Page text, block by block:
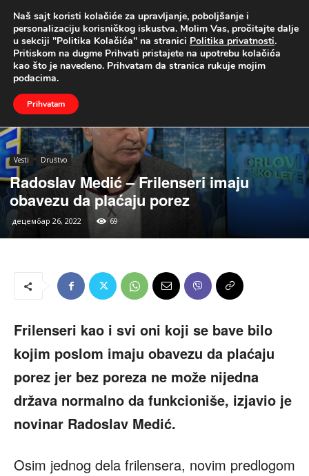
UŽIVO
Naslovna Vesti Društvo
Vesti Društvo
Radoslav Medić – Frilenseri imaju
obavezu da plaćaju porez
децембар 26, 2022 69
Frilenseri kao i svi oni koji se bave bilo
kojim poslom imaju obavezu da plaćaju
porez jer bez poreza ne može nijedna
država normalno da funkcioniše, izjavio je
novinar Radoslav Medić.
Osim jednog dela frilensera, novim predlogom
Naš sajt koristi kolačiće za upravljanje, poboljšanje i
personalizaciju korisničkog iskustva. Molim Vas, pročitajte dalje
u sekciji "Politika Kolačića" na stranici Politika privatnosti.
Pritiskom na dugme Prihvati pristajete na upotrebu kolačića
kao što je navedeno. Prihvatam da stranica rukuje mojim
podacima.
Prihvatam